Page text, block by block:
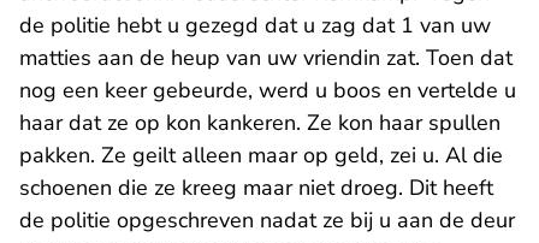
de politie hebt u gezegd dat u zag dat 1 van uw
matties aan de heup van uw vriendin zat. Toen dat
nog een keer gebeurde, werd u boos en vertelde u
haar dat ze op kon kankeren. Ze kon haar spullen
pakken. Ze geilt alleen maar op geld, zei u. Al die
schoenen die ze kreeg maar niet droeg. Dit heeft
de politie opgeschreven nadat ze bij u aan de deur